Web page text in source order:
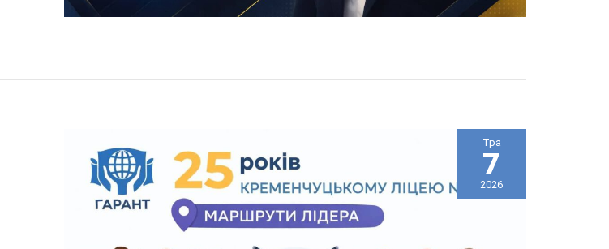
Тра
7
2026